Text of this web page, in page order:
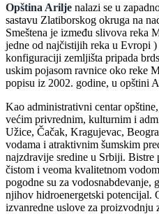
Opština Arilje nalazi se u
sastavu Zlatiborskog okruga na
Smeštena je između slivova reka
jedne od najčistijih reka u Evropi
konfiguraciji zemljišta pripada
uskim pojasom ravnice oko reke
popisu iz 2002. godine, u opštini
Kao administrativni centar
većim privrednim, kulturnim i
Užice, Čačak, Kragujevac,
vodama i atraktivnim šumskim
najzdravije sredine u Srbiji.
čistom i veoma kvalitetnom
pogodne su za vodosnabdevanje,
njihov hidroenergetski potencijal.
izvanredne uslove za proizvodnju